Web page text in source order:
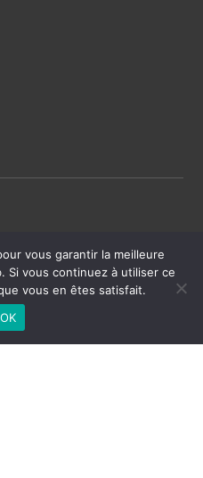
vous garantir la meilleure
Si vous continuez à utiliser ce
vous en êtes satisfait.
OK